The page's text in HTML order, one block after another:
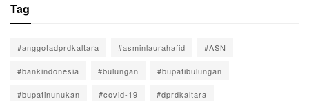
Tag
#anggotadprdkaltara #asminlaurahafid #ASN
#bankindonesia #bulungan #bupatibulungan
#bupatinunukan #covid-19 #dprdkaltara